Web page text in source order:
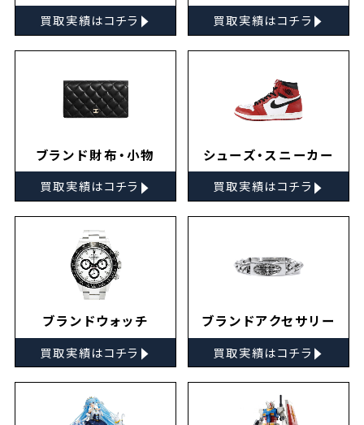
買取実績はコチラ ▸ 買取実績はコチラ ▸
ブランド財布・小物
買取実績はコチラ ▸
シューズ・スニーカー
買取実績はコチラ ▸
ブランドウォッチ
買取実績はコチラ ▸
ブランドアクセサリー
買取実績はコチラ ▸